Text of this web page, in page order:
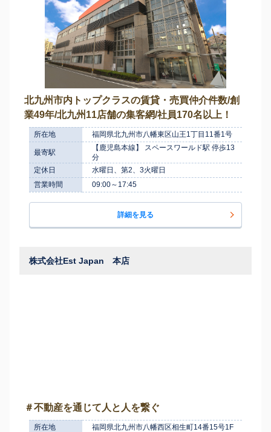
北九州市内トップクラスの賃貸・売買仲介件数/創
業49年/北九州11店舗の集客網/社員170名以上！
所在地 福岡県北九州市八幡東区山王1丁目11番1号
最寄駅
【鹿児島本線】 スペースワールド駅 停歩13
分
定休日
水曜日、第2、3火曜日
営業時間
09:00～17:45
詳細を見る
株式会社Est Japan 本店
＃不動産を通じて人と人を繋ぐ
所在地
福岡県北九州市八幡西区相生町14番15号1F